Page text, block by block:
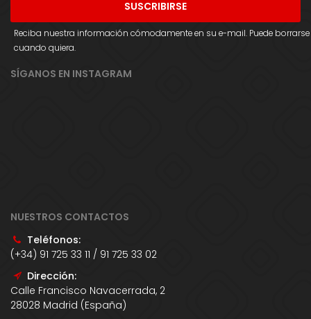
Reciba nuestra información cómodamente en su e-mail. Puede borrarse
cuando quiera.
SÍGANOS EN INSTAGRAM
NUESTROS CONTACTOS
Teléfonos:
(+34) 91 725 33 11 / 91 725 33 02
Dirección:
Calle Francisco Navacerrada, 2
28028 Madrid (España)